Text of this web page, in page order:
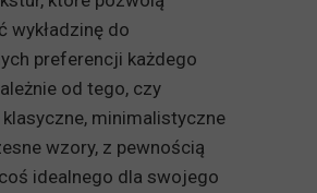
wykładzinę do
preferencji każdego
od tego, czy
minimalistyczne
wzory, z pewnością
idealnego dla swojego